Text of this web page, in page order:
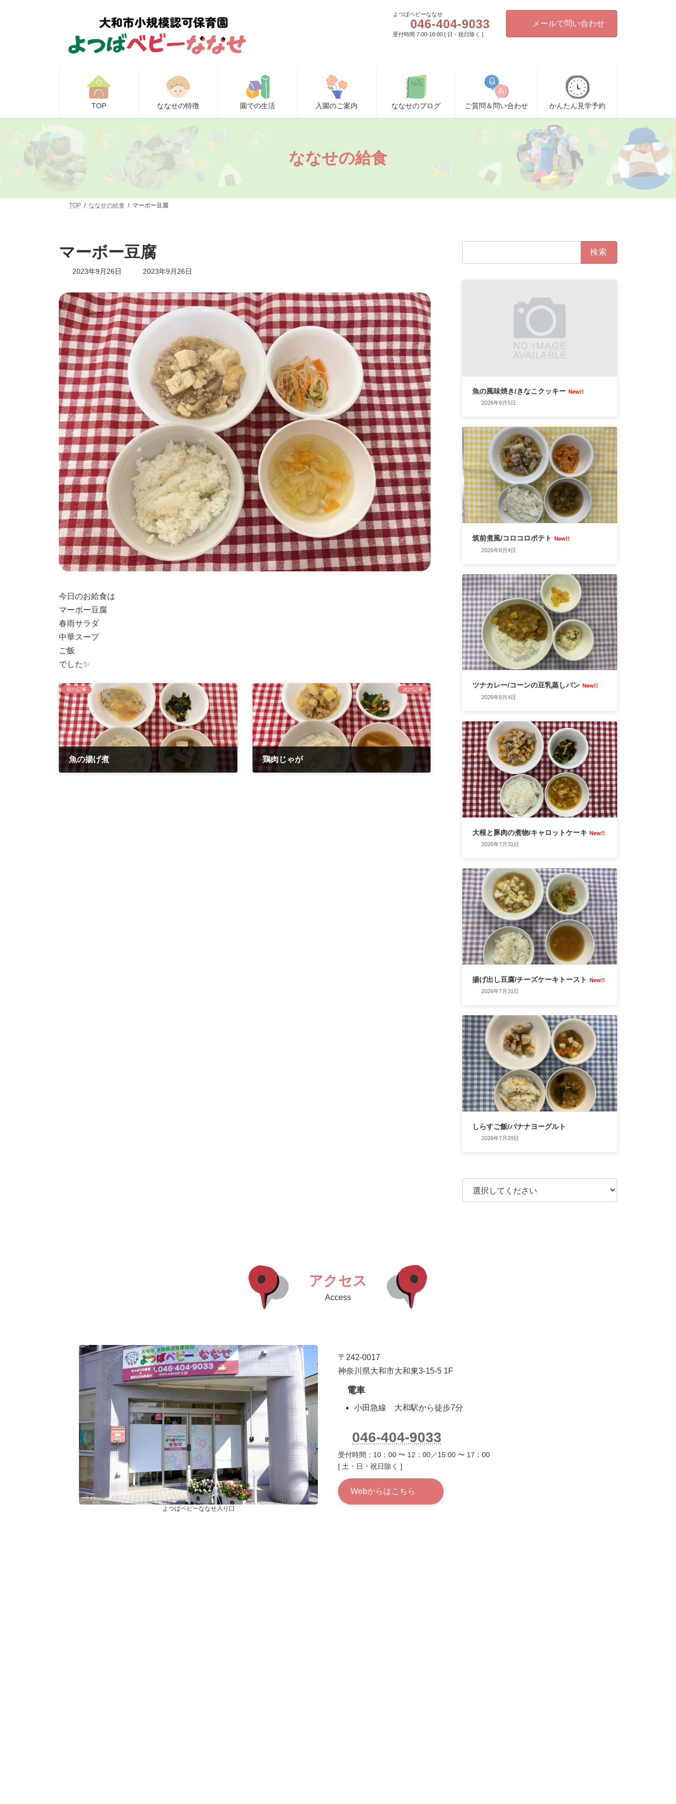
よつばベビーななせ
046-404-9033
受付時間 7:00-18:00 [ 日・祝日除く ]
メールで問い合わせ
TOP ななせの特徴 園での生活 入園のご案内 ななせのブログ ご質問＆問い合わせ かんたん見学予約
ななせの給食
TOP ななせの給食 マーボー豆腐
マーボー豆腐
2023年9月26日
最
新
日
時
:
2023年9月26日
今日のお給食は
マーボー豆腐
春雨サラダ
中華スープ
ご飯
でした✨️
前の記事
魚の揚げ煮
次の記事
鶏肉じゃが
魚の風味焼き/きなこクッキー New!!
2026年8月5日
筑前煮風/コロコロポテト
New!!
2026年8月4日
ツナカレー/コーンの豆乳蒸しパン New!!
2026年8月4日
大根と豚肉の煮物/キャロットケーキ New!!
2026年7月31日
揚げ出し豆腐/チーズケーキトースト New!!
2026年7月31日
しらすご飯/バナナヨーグルト
2026年7月29日
アクセス
Access
よつばベビーななせ入り口
〒242-0017
神奈川県大和市大和東3-15-5 1F
電車
小田急線 大和駅から徒歩7分
046-404-9033
受付時間：10：00 〜 12：00／15:00 〜 17：00
[ 土・日・祝日除く ]
Webからはこちら